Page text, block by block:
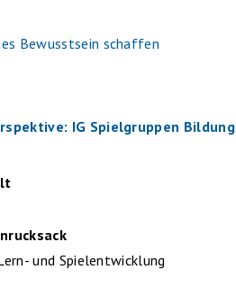
Bewusstsein schaffen
IG Spielgruppen Bildung
und Spielentwicklung